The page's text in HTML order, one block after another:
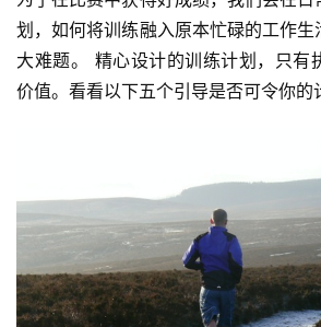
划，如何将训练融入原本忙碌的工作
大难题。 精心设计的训练计划，只有
价值。看看以下五个引导是否可令你的